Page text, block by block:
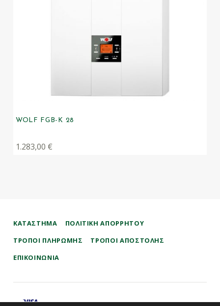
WOLF FGB-K 28
1.283,00 €
ΚΑΤΑΣΤΗΜΑ
ΠΟΛΙΤΙΚΉ ΑΠΟΡΡΉΤΟΥ
ΤΡΌΠΟΙ ΠΛΗΡΩΜΉΣ
ΤΡΌΠΟΙ ΑΠΟΣΤΟΛΉΣ
ΕΠΙΚΟΙΝΩΝΊΑ